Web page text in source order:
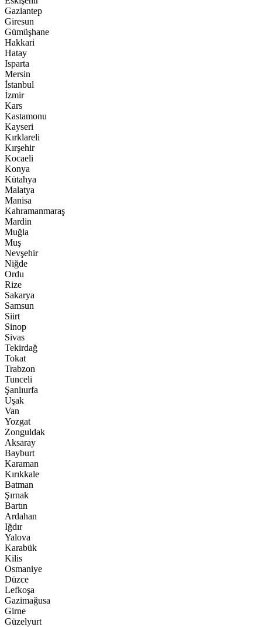
Gaziantep
Giresun
Gümüşhane
Hakkari
Hatay
Isparta
Mersin
İstanbul
İzmir
Kars
Kastamonu
Kayseri
Kırklareli
Kırşehir
Kocaeli
Konya
Kütahya
Malatya
Manisa
Kahramanmaraş
Mardin
Muğla
Muş
Nevşehir
Niğde
Ordu
Rize
Sakarya
Samsun
Siirt
Sinop
Sivas
Tekirdağ
Tokat
Trabzon
Tunceli
Şanlıurfa
Uşak
Van
Yozgat
Zonguldak
Aksaray
Bayburt
Karaman
Kırıkkale
Batman
Şırnak
Bartın
Ardahan
Iğdır
Yalova
Karabük
Kilis
Osmaniye
Düzce
Lefkoşa
Gazimağusa
Girne
Güzelyurt